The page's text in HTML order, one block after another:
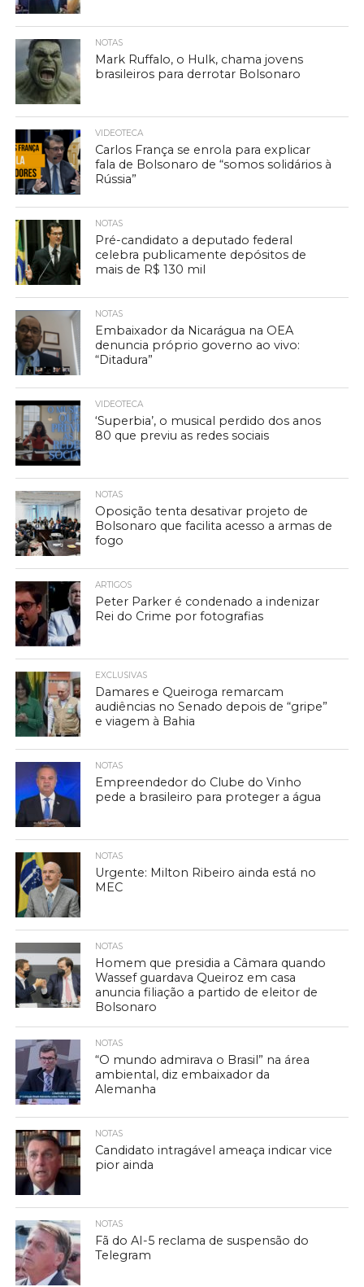
NOTAS
Mark Ruffalo, o Hulk, chama jovens
brasileiros para derrotar Bolsonaro
VIDEOTECA
Carlos França se enrola para explicar
fala de Bolsonaro de “somos solidários à
Rússia”
NOTAS
Pré-candidato a deputado federal
celebra publicamente depósitos de
mais de R$ 130 mil
NOTAS
Embaixador da Nicarágua na OEA
denuncia próprio governo ao vivo:
“Ditadura”
VIDEOTECA
‘Superbia’, o musical perdido dos anos
80 que previu as redes sociais
NOTAS
Oposição tenta desativar projeto de
Bolsonaro que facilita acesso a armas de
fogo
ARTIGOS
Peter Parker é condenado a indenizar
Rei do Crime por fotografias
EXCLUSIVAS
Damares e Queiroga remarcam
audiências no Senado depois de “gripe”
e viagem à Bahia
NOTAS
Empreendedor do Clube do Vinho
pede a brasileiro para proteger a água
NOTAS
Urgente: Milton Ribeiro ainda está no
MEC
NOTAS
Homem que presidia a Câmara quando
Wassef guardava Queiroz em casa
anuncia filiação a partido de eleitor de
Bolsonaro
NOTAS
“O mundo admirava o Brasil” na área
ambiental, diz embaixador da
Alemanha
NOTAS
Candidato intragável ameaça indicar vice
pior ainda
NOTAS
Fã do AI-5 reclama de suspensão do
Telegram